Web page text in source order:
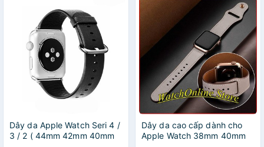
Dây da Apple Watch Seri 4 /
3 / 2 ( 44mm 42mm 40mm
Dây da cao cấp dành cho
Apple Watch 38mm 40mm